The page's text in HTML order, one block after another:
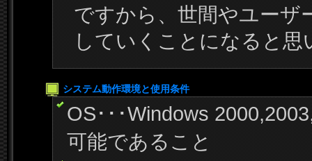
ですから、世間やユーザ
していくことになると思
システム動作環境と使用条件
OS･･･Windows
可能であること